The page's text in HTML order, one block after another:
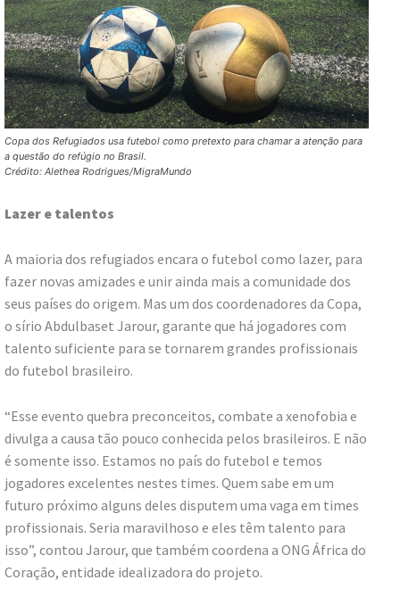
Copa dos Refugiados usa futebol como pretexto para chamar a atenção para
a questão do refúgio no Brasil.
Crédito: Alethea Rodrigues/MigraMundo
Lazer e talentos
A maioria dos refugiados encara o futebol como lazer, para
fazer novas amizades e unir ainda mais a comunidade dos
seus países do origem. Mas um dos coordenadores da Copa,
o sírio Abdulbaset Jarour, garante que há jogadores com
talento suficiente para se tornarem grandes profissionais
do futebol brasileiro.
“Esse evento quebra preconceitos, combate a xenofobia e
divulga a causa tão pouco conhecida pelos brasileiros. E não
é somente isso. Estamos no país do futebol e temos
jogadores excelentes nestes times. Quem sabe em um
futuro próximo alguns deles disputem uma vaga em times
profissionais. Seria maravilhoso e eles têm talento para
isso”, contou Jarour, que também coordena a ONG África do
Coração, entidade idealizadora do projeto.